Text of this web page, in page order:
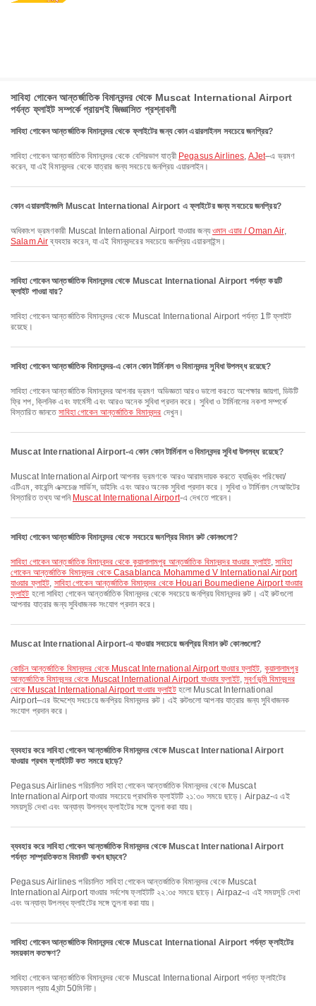
সাবিহা গোকেন আন্তর্জাতিক বিমানবন্দর থেকে Muscat International Airport
পর্যন্ত ফ্লাইট সম্পর্কে প্রায়শই জিজ্ঞাসিত প্রশ্নাবলী
সাবিহা গোকেন আন্তর্জাতিক বিমানবন্দর থেকে ফ্লাইটের জন্য কোন এয়ারলাইনস সবচেয়ে জনপ্রিয়?
সাবিহা গোকেন আন্তর্জাতিক বিমানবন্দর থেকে বেশিরভাগ যাত্রী Pegasus Airlines, AJet–এ ভ্রমণ
করেন, যা এই বিমানবন্দর থেকে যাত্রার জন্য সবচেয়ে জনপ্রিয় এয়ারলাইন।
কোন এয়ারলাইনগুলি Muscat International Airport এ ফ্লাইটের জন্য সবচেয়ে জনপ্রিয়?
অধিকাংশ ভ্রমণকারী Muscat International Airport যাওয়ার জন্যওমান এয়ার / Oman Air,
Salam Airব্যবহার করেন, যা এই বিমানবন্দরের সবচেয়ে জনপ্রিয় এয়ারলাইন্স।
সাবিহা গোকেন আন্তর্জাতিক বিমানবন্দর থেকে Muscat International Airport পর্যন্ত কয়টি
ফ্লাইট পাওয়া যায়?
সাবিহা গোকেন আন্তর্জাতিক বিমানবন্দর থেকে Muscat International Airport পর্যন্ত 1টি ফ্লাইট
রয়েছে।
সাবিহা গোকেন আন্তর্জাতিক বিমানবন্দর-এ কোন কোন টার্মিনাল ও বিমানবন্দর সুবিধা উপলব্ধ রয়েছে?
সাবিহা গোকেন আন্তর্জাতিক বিমানবন্দর আপনার ভ্রমণ অভিজ্ঞতা আরও ভালো করতে অপেক্ষার জায়গা, ডিউটি
ফ্রি শপ, ক্লিনিক এবং ফার্মেসী এবং আরও অনেক সুবিধা প্রদান করে। সুবিধা ও টার্মিনালের নকশা সম্পর্কে
বিস্তারিত জানতেসাবিহা গোকেন আন্তর্জাতিক বিমানবন্দর দেখুন।
Muscat International Airport-এ কোন কোন টার্মিনাল ও বিমানবন্দর সুবিধা উপলব্ধ রয়েছে?
Muscat International Airport আপনার ভ্রমণকে আরও আরামদায়ক করতে ব্যাঙ্কিং পরিষেবা/
এটিএম, কারেন্সি এক্সচেঞ্জ সার্ভিস, ডাইনিং এবং আরও অনেক সুবিধা প্রদান করে। সুবিধা ও টার্মিনাল লেআউটের
বিস্তারিত তথ্য আপনি Muscat International Airport-এ দেখতে পারেন।
সাবিহা গোকেন আন্তর্জাতিক বিমানবন্দর থেকে সবচেয়ে জনপ্রিয় বিমান রুট কোনগুলো?
সাবিহা গোকেন আন্তর্জাতিক বিমানবন্দর থেকে কুয়ালালামপুর আন্তর্জাতিক বিমানবন্দর যাওয়ার ফ্লাইট,সাবিহা
গোকেন আন্তর্জাতিক বিমানবন্দর থেকে Casablanca Mohammed V International Airport
যাওয়ার ফ্লাইট, সাবিহা গোকেন আন্তর্জাতিক বিমানবন্দর থেকে Houari Boumediene Airport যাওয়ার
ফ্লাইট হলো সাবিহা গোকেন আন্তর্জাতিক বিমানবন্দর থেকে সবচেয়ে জনপ্রিয় বিমানবন্দর রুট। এই রুটগুলো
আপনার যাত্রার জন্য সুবিধাজনক সংযোগ প্রদান করে।
Muscat International Airport-এ যাওয়ার সবচেয়ে জনপ্রিয় বিমান রুট কোনগুলো?
কোচিন আন্তর্জাতিক বিমানবন্দর থেকে Muscat International Airport যাওয়ার ফ্লাইট, কুয়ালালামপুর
আন্তর্জাতিক বিমানবন্দর থেকে Muscat International Airport যাওয়ার ফ্লাইট,সুবর্ণভূমি বিমানবন্দর
থেকে Muscat International Airport যাওয়ার ফ্লাইটহলো Muscat International
Airport–এর উদ্দেশ্যে সবচেয়ে জনপ্রিয় বিমানবন্দর রুট। এই রুটগুলো আপনার যাত্রার জন্য সুবিধাজনক
সংযোগ প্রদান করে।
ব্যবহার করে সাবিহা গোকেন আন্তর্জাতিক বিমানবন্দর থেকে Muscat International Airport
যাওয়ার প্রথম ফ্লাইটটি কত সময়ে ছাড়ে?
Pegasus Airlines পরিচালিত সাবিহা গোকেন আন্তর্জাতিক বিমানবন্দর থেকে Muscat
International Airport যাওয়ার সবচেয়ে প্রাথমিক ফ্লাইটটি ২১:৩০ সময়ে ছাড়ে। Airpaz-এ এই
সময়সূচি দেখা এবং অন্যান্য উপলব্ধ ফ্লাইটের সঙ্গে তুলনা করা যায়।
ব্যবহার করে সাবিহা গোকেন আন্তর্জাতিক বিমানবন্দর থেকে Muscat International Airport
পর্যন্ত সাম্প্রতিকতম বিমানটি কখন ছাড়বে?
Pegasus Airlines পরিচালিত সাবিহা গোকেন আন্তর্জাতিক বিমানবন্দর থেকে Muscat
International Airport যাওয়ার সর্বশেষ ফ্লাইটটি ২২:৩৫ সময়ে ছাড়ে। Airpaz-এ এই সময়সূচি দেখা
এবং অন্যান্য উপলব্ধ ফ্লাইটের সঙ্গে তুলনা করা যায়।
সাবিহা গোকেন আন্তর্জাতিক বিমানবন্দর থেকে Muscat International Airport পর্যন্ত ফ্লাইটের
সময়কাল কতক্ষণ?
সাবিহা গোকেন আন্তর্জাতিক বিমানবন্দর থেকে Muscat International Airport পর্যন্ত ফ্লাইটের
সময়কাল প্রায় 4ঘন্টা 50মিনিট।